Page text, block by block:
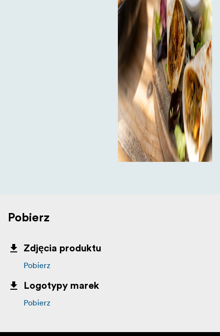
Pobierz
Zdjęcia produktu
Pobierz
Logotypy marek
Pobierz